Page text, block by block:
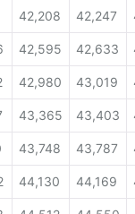
42,208 42,247
42,595 42,633
42,980 43,019
43,365 43,403
43,748 43,787
44,130 44,169